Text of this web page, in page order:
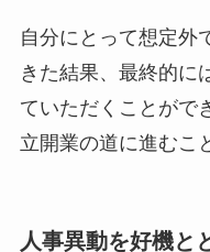
自分にとって想定外
きた結果、最終的に
ていただくことがで
立開業の道に進むこ
人事異動を好機と